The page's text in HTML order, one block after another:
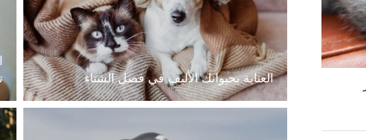
العناية بحيوانك الأليف في فصل الشتاء